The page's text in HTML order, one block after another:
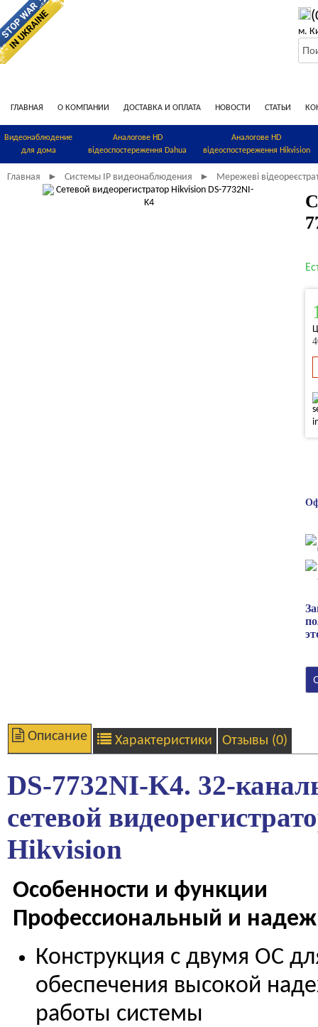
м.
ГЛАВНАЯ О КОМПАНИИ ДОСТАВКА И ОПЛАТА НОВОСТИ СТАТЬИ
Видеонаблюдение
для дома
Аналогове HD
відеоспостереження Dahua
Аналогове HD
відеоспостереження Hikvision
Главная ► Системы IP видеонаблюдения ► Мережеві
Описание Характеристики Отзывы (0)
DS-7732NI-K4. 32-
сетевой
Hikvision
Особенности и функции
Профессиональный и
Конструкция с двумя ОС
обеспечения высокой
работы системы